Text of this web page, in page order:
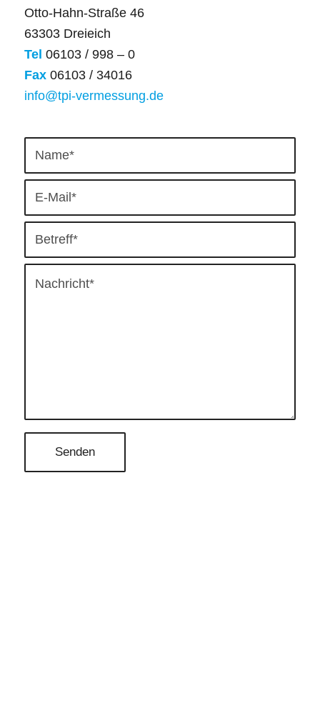
Otto-Hahn-Straße 46
63303 Dreieich
Tel 06103 / 998 – 0
Fax 06103 / 34016
info@tpi-vermessung.de